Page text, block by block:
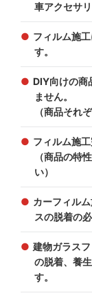
車アクセサ
フィルム施
す。
DIY向けの商
ません。
（商品それ
フィルム施
（商品の特
い）
カーフィル
スの脱着の
建物ガラス
の脱着、養
す。